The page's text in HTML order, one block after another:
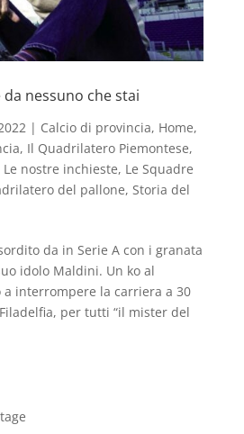
nessuno che stai
| Calcio di provincia, Home,
, Il Quadrilatero Piemontese,
Le nostre inchieste, Le Squadre
del pallone, Storia del
da in Serie A con i granata
idolo Maldini. Un ko al
a interrompere la carriera a 30
per tutti “il mister del